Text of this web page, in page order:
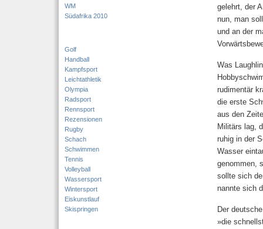
WM
Südafrika 2010
Golf
Handball
Kampfsport
Leichtathletik
Olympia
Radsport
Rennsport
Rezensionen
Rugby
Schach
Schwimmen
Tennis
Volleyball
Wassersport
Wintersport
Eiskunstlauf
Skispringen
gelehrt, der
nun, man
und an der
Was
rudimentär
die erste
aus den
Militärs lag,
ruhig in der
Wasser
genommen,
sollte sich
nannte sich
Der
»die